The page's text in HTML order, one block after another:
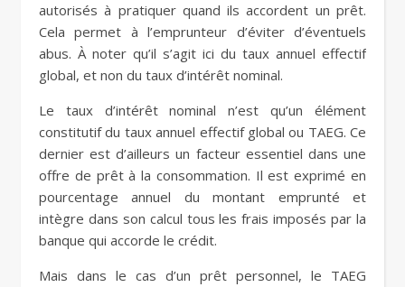
autorisés à pratiquer quand ils accordent un prêt.
Cela permet à l’emprunteur d’éviter d’éventuels
abus. À noter qu’il s’agit ici du taux annuel effectif
global, et non du taux d’intérêt nominal.
Le taux d’intérêt nominal n’est qu’un élément
constitutif du taux annuel effectif global ou TAEG. Ce
dernier est d’ailleurs un facteur essentiel dans une
offre de prêt à la consommation. Il est exprimé en
pourcentage annuel du montant emprunté et
intègre dans son calcul tous les frais imposés par la
banque qui accorde le crédit.
Mais dans le cas d’un prêt personnel, le TAEG